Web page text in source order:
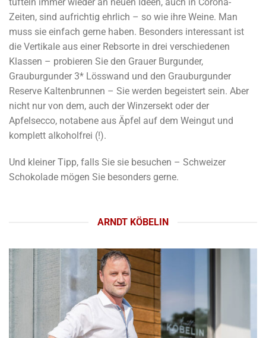
Zeiten, sind aufrichtig ehrlich – so wie ihre Weine. Man
muss sie einfach gerne haben. Besonders interessant ist
die Vertikale aus einer Rebsorte in drei verschiedenen
Klassen – probieren Sie den Grauer Burgunder,
Grauburgunder 3* Lösswand und den Grauburgunder
Reserve Kaltenbrunnen – Sie werden begeistert sein. Aber
nicht nur von dem, auch der Winzersekt oder der
Apfelsecco, notabene aus Äpfel auf dem Weingut und
komplett alkoholfrei (!).
Und kleiner Tipp, falls Sie sie besuchen – Schweizer
Schokolade mögen Sie besonders gerne.
ARNDT KÖBELIN